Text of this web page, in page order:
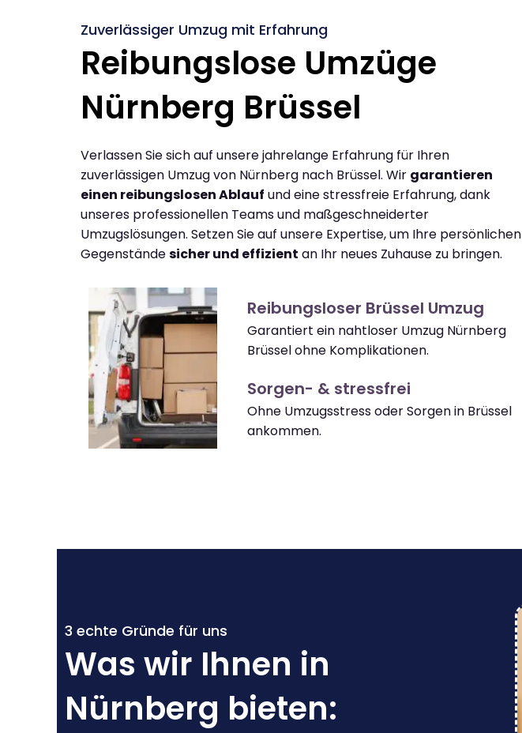
Zuverlässiger Umzug mit Erfahrung
Reibungslose Umzüge
Nürnberg Brüssel
Verlassen Sie sich auf unsere jahrelange Erfahrung für Ihren
zuverlässigen Umzug von Nürnberg nach Brüssel. Wir garantieren
einen reibungslosen Ablauf und eine stressfreie Erfahrung, dank
unseres professionellen Teams und maßgeschneiderter
Umzugslösungen. Setzen Sie auf unsere Expertise, um Ihre persönlichen
Gegenständesicher und effizient an Ihr neues Zuhause zu bringen.
Reibungsloser Brüssel Umzug
Garantiert ein nahtloser Umzug Nürnberg
Brüssel ohne Komplikationen.
Sorgen- & stressfrei
Ohne Umzugsstress oder Sorgen in Brüssel
ankommen.
3 echte Gründe für uns
Was wir Ihnen in
Nürnberg bieten: